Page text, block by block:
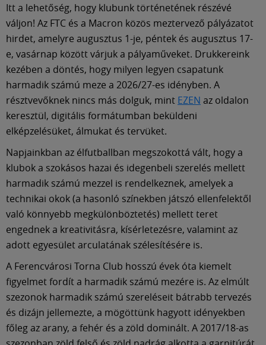
Itt a lehetőség, hogy klubunk történetének részévé
váljon! Az FTC és a Macron közös meztervező pályázatot
hirdet, amelyre augusztus 1-je, péntek és augusztus 17-
e, vasárnap között várjuk a pályaműveket. Drukkereink
kezében a döntés, hogy milyen legyen csapatunk
harmadik számú meze a 2026/27-es idényben. A
résztvevőknek nincs más dolguk, mint EZEN az oldalon
keresztül, digitális formátumban beküldeni
elképzelésüket, álmukat és tervüket.
Napjainkban az élfutballban megszokottá vált, hogy a
klubok a szokásos hazai és idegenbeli szerelés mellett
harmadik számú mezzel is rendelkeznek, amelyek a
technikai okok (a hasonló színekben játszó ellenfelektől
való könnyebb megkülönböztetés) mellett teret
engednek a kreativitásra, kísérletezésre, valamint az
adott egyesület arculatának szélesítésére is.
A Ferencvárosi Torna Club hosszú évek óta kiemelt
figyelmet fordít a harmadik számú mezére is. Az elmúlt
szezonok harmadik számú szereléseit bátrabb tervezés
és dizájn jellemezte, a mögöttünk hagyott idényekben
főleg az arany, a fehér és a zöld dominált. A 2017/18-as
Shop
Közösség
Múzeum